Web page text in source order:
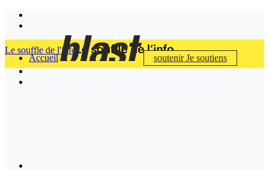
Accueil soutenirJe soutiens
Le souffle de l'info